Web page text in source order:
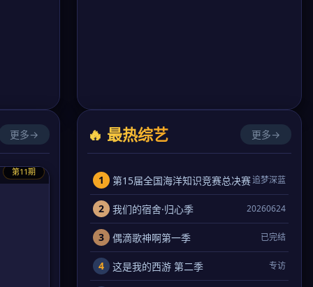
更多→
第11期
🔥 最热综艺 更多→
1 第15届全国海洋知识竞赛总决赛追梦深蓝
2 我们的宿舍·归心季 20260624
3 偶滴歌神啊第一季 已完结
4 这是我的西游 第二季 专访